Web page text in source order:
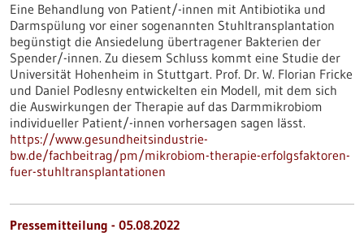
Eine Behandlung von Patient/-innen mit Antibiotika und
Darmspülung vor einer sogenannten Stuhltransplantation
begünstigt die Ansiedelung übertragener Bakterien der
Spender/-innen. Zu diesem Schluss kommt eine Studie der
Universität Hohenheim in Stuttgart. Prof. Dr. W. Florian Fricke
und Daniel Podlesny entwickelten ein Modell, mit dem sich
die Auswirkungen der Therapie auf das Darmmikrobiom
individueller Patient/-innen vorhersagen sagen lässt.
https://www.gesundheitsindustrie-
bw.de/fachbeitrag/pm/mikrobiom-therapie-erfolgsfaktoren-
fuer-stuhltransplantationen
Pressemitteilung - 05.08.2022